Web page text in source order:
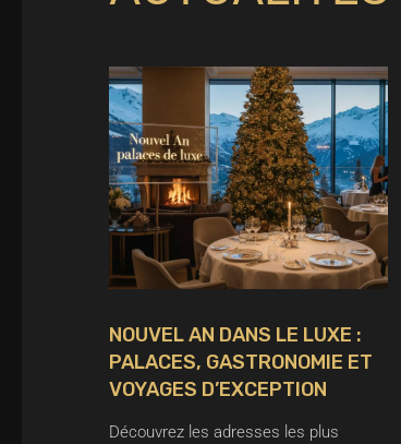
NOUVEL AN DANS LE LUXE :
PALACES, GASTRONOMIE ET
VOYAGES D’EXCEPTION
Découvrez les adresses les plus